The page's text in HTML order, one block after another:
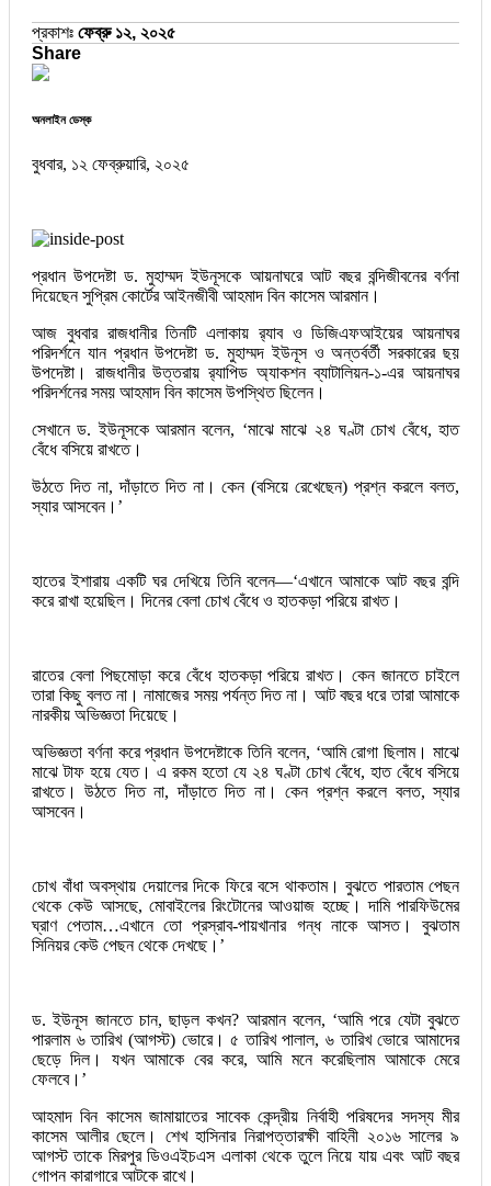
প্রকাশঃ ফেব্রু ১২, ২০২৫
Share
অনলাইন ডেস্ক
বুধবার, ১২ ফেব্রুয়ারি, ২০২৫
প্রধান উপদেষ্টা ড. মুহাম্মদ ইউনূসকে আয়নাঘরে আট বছর বন্দিজীবনের বর্ণনা
দিয়েছেন সুপ্রিম কোর্টের আইনজীবী আহমাদ বিন কাসেম আরমান।
আজ বুধবার রাজধানীর তিনটি এলাকায় র‌্যাব ও ডিজিএফআইয়ের আয়নাঘর
পরিদর্শনে যান প্রধান উপদেষ্টা ড. মুহাম্মদ ইউনূস ও অন্তর্বর্তী সরকারের ছয়
উপদেষ্টা। রাজধানীর উত্তরায় র‌্যাপিড অ্যাকশন ব্যাটালিয়ন-১-এর আয়নাঘর
পরিদর্শনের সময় আহমাদ বিন কাসেম উপস্থিত ছিলেন।
সেখানে ড. ইউনূসকে আরমান বলেন, ‘মাঝে মাঝে ২৪ ঘণ্টা চোখ বেঁধে, হাত
বেঁধে বসিয়ে রাখতে।
উঠতে দিত না, দাঁড়াতে দিত না। কেন (বসিয়ে রেখেছেন) প্রশ্ন করলে বলত,
স্যার আসবেন।’
হাতের ইশারায় একটি ঘর দেখিয়ে তিনি বলেন—‘এখানে আমাকে আট বছর বন্দি
করে রাখা হয়েছিল। দিনের বেলা চোখ বেঁধে ও হাতকড়া পরিয়ে রাখত।
রাতের বেলা পিছমোড়া করে বেঁধে হাতকড়া পরিয়ে রাখত। কেন জানতে চাইলে
তারা কিছু বলত না। নামাজের সময় পর্যন্ত দিত না। আট বছর ধরে তারা আমাকে
নারকীয় অভিজ্ঞতা দিয়েছে।
অভিজ্ঞতা বর্ণনা করে প্রধান উপদেষ্টাকে তিনি বলেন, ‘আমি রোগা ছিলাম। মাঝে
মাঝে টাফ হয়ে যেত। এ রকম হতো যে ২৪ ঘণ্টা চোখ বেঁধে, হাত বেঁধে বসিয়ে
রাখতে। উঠতে দিত না, দাঁড়াতে দিত না। কেন প্রশ্ন করলে বলত, স্যার
আসবেন।
চোখ বাঁধা অবস্থায় দেয়ালের দিকে ফিরে বসে থাকতাম। বুঝতে পারতাম পেছন
থেকে কেউ আসছে, মোবাইলের রিংটোনের আওয়াজ হচ্ছে। দামি পারফিউমের
ঘ্রাণ পেতাম…এখানে তো প্রস্রাব-পায়খানার গন্ধ নাকে আসত। বুঝতাম
সিনিয়র কেউ পেছন থেকে দেখছে।’
ড. ইউনূস জানতে চান, ছাড়ল কখন? আরমান বলেন, ‘আমি পরে যেটা বুঝতে
পারলাম ৬ তারিখ (আগস্ট) ভোরে। ৫ তারিখ পালাল, ৬ তারিখ ভোরে আমাদের
ছেড়ে দিল। যখন আমাকে বের করে, আমি মনে করেছিলাম আমাকে মেরে
ফেলবে।’
আহমাদ বিন কাসেম জামায়াতের সাবেক কেন্দ্রীয় নির্বাহী পরিষদের সদস্য মীর
কাসেম আলীর ছেলে। শেখ হাসিনার নিরাপত্তারক্ষী বাহিনী ২০১৬ সালের ৯
আগস্ট তাকে মিরপুর ডিওএইচএস এলাকা থেকে তুলে নিয়ে যায় এবং আট বছর
গোপন কারাগারে আটকে রাখে।